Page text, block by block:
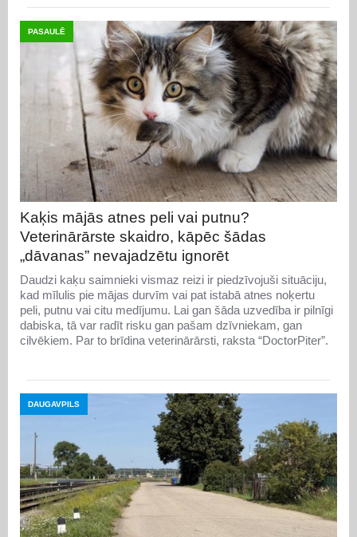
PASAULĒ
Kaķis mājās atnes peli vai putnu?
Veterinārārste skaidro, kāpēc šādas
„dāvanas” nevajadzētu ignorēt
Daudzi kaķu saimnieki vismaz reizi ir piedzīvojuši situāciju,
kad mīlulis pie mājas durvīm vai pat istabā atnes noķertu
peli, putnu vai citu medījumu. Lai gan šāda uzvedība ir pilnīgi
dabiska, tā var radīt risku gan pašam dzīvniekam, gan
cilvēkiem. Par to brīdina veterinārārsti, raksta “DoctorPiter”.
DAUGAVPILS